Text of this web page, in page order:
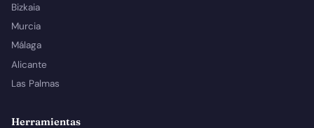
Bizkaia
Murcia
Málaga
Alicante
Las Palmas
Herramientas